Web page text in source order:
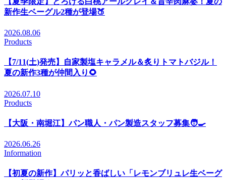
新作生ベーグル2種が登場🍑
2026.08.06
Products
【7/11(土)発売】自家製塩キャラメル＆炙りトマトバジル！
夏の新作3種が仲間入り🌻
2026.07.10
Products
【大阪・南堀江】パン職人・パン製造スタッフ募集🧑‍🍳
2026.06.26
Information
【初夏の新作】パリッと香ばしい「レモンブリュレ生ベーグ